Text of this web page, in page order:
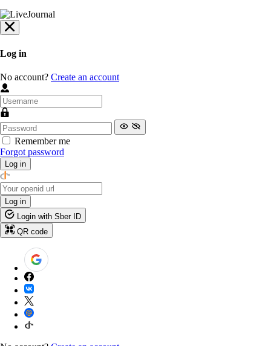
Log in
No account? Create an account
Remember me
Forgot password
Log in
Log in
Login with Sber ID
QR code